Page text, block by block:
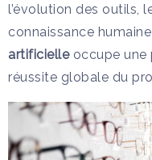
l’évolution des outils,
connaissance
artificielleoccupe une
réussite globale du